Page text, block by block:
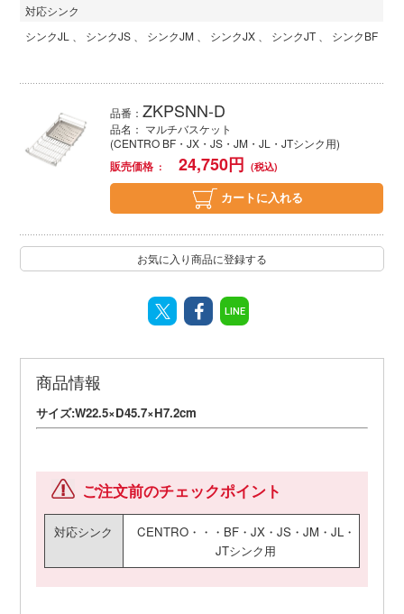
対応シンク
シンクJL
シンクJS シンクJM シンクJX シンクJT シンクBF
品番：ZKPSNN-D
品名： マルチバスケット
(CENTRO BF・JX・JS・JM・JL・JTシンク用)
販売価格
24,750円
カートに入れる
お気に入り商品に登録する
LINE
商品情報
サイズ:W22.5×D45.7×H7.2cm
ご注文前のチェックポイント
対応シンク
CENTRO・・・BF・JX・JS・JM・JL・
JTシンク用